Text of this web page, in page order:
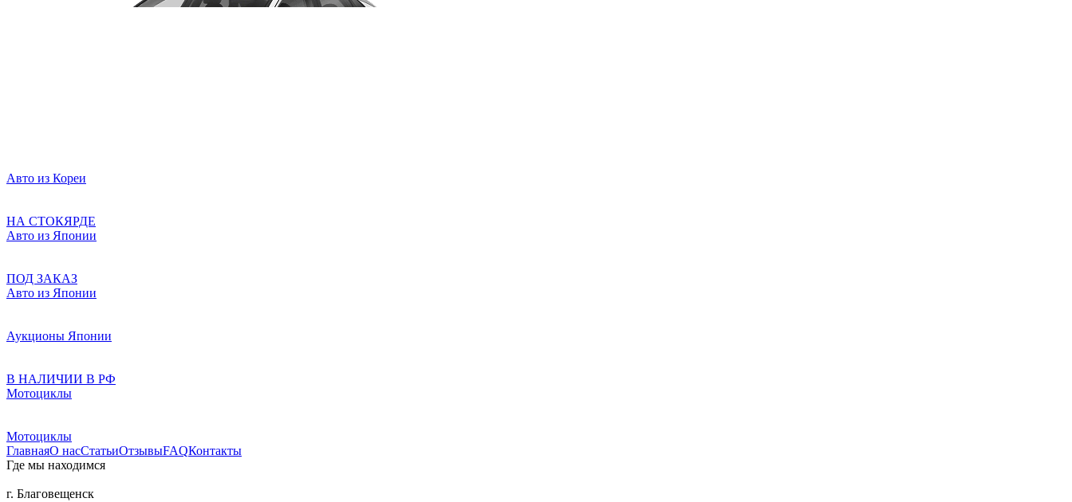
Авто из Кореи
НА СТОКЯРДЕ
Авто из Японии
ПОД ЗАКАЗ
Авто из Японии
Аукционы Японии
В НАЛИЧИИ В РФ
Мотоциклы
Мотоциклы
ГлавнаяО насСтатьиОтзывыFAQКонтакты
Где мы находимся
г. Благовещенск